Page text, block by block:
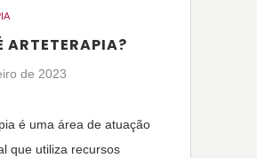
ARTETERAPIA?
de 2023
é uma área de atuação
que utiliza recursos